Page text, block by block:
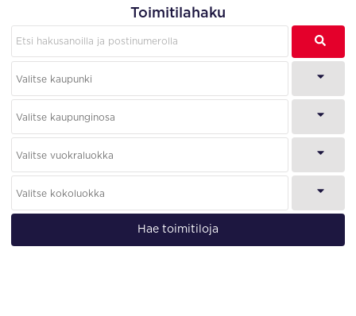
Toimitilahaku
Hae toimitiloja